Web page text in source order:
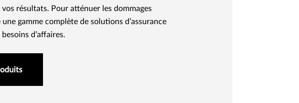
résultats. Pour atténuer les dommages
gamme complète de solutions d’assurance
d’affaires.